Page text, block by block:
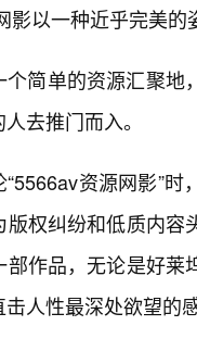
影以一种近乎完美
个简单的资源汇聚
去推门而入。
“5566av资源网影”
版权纠纷和低质内
作品，无论是好
人性最深处欲望的